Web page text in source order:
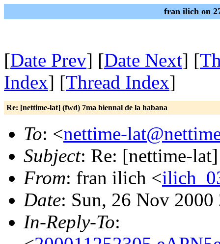
fran ilich on
[Date Prev] [Date Next] [
Index] [Thread Index]
Re: [nettime-lat] (fwd) 7ma biennal de la habana
To: <nettime-
Subject: Re: [nettime-
From: fran ilich <
Date: Sun, 26 Nov
In-Reply-To: